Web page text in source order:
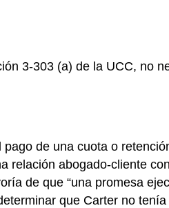
3-303 (a) de la UCC, no
de una cuota o
abogado-cliente
de que “una promesa
que Carter no